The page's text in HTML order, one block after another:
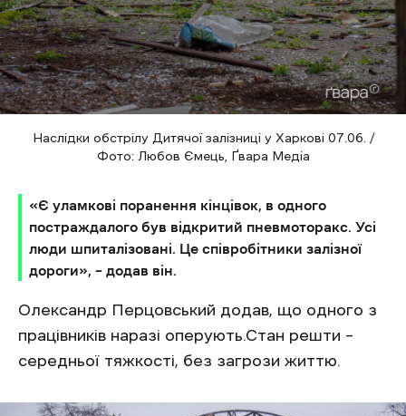
Наслідки обстрілу Дитячої залізниці у Харкові 07.06. /
Фото: Любов Ємець, Ґвара Медіа
«Є уламкові поранення кінцівок, в одного
постраждалого був відкритий пневмоторакс. Усі
люди шпиталізовані. Це співробітники залізної
дороги», – додав він.
Олександр Перцовський додав, що одного з
працівників наразі оперують.Стан решти –
середньої тяжкості, без загрози життю.